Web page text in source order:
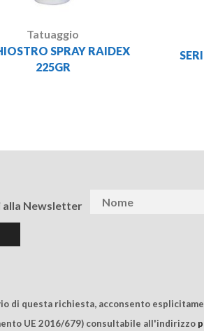
Tatuaggio
SPRAY RAIDEX
225GR
alla Newsletter
di questa richiesta, acconsento
UE 2016/679) consultabile all'indirizzo